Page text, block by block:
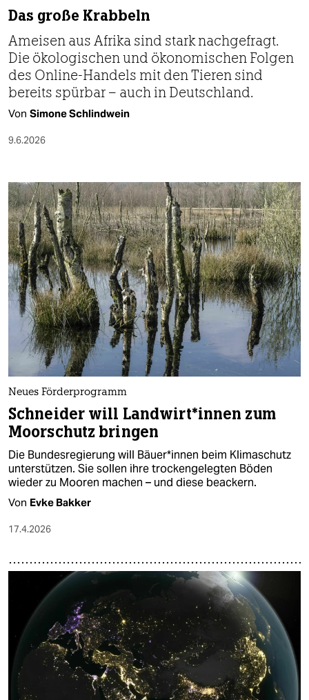
Das große Krabbeln
Ameisen aus Afrika sind stark nachgefragt.
Die ökologischen und ökonomischen Folgen
des Online-Handels mit den Tieren sind
bereits spürbar – auch in Deutschland.
Von Simone Schlindwein
9.6.2026
Neues Förderprogramm
Schneider will Land­wir­t*in­nen zum
Moorschutz bringen
Die Bundesregierung will Bäue­r*in­nen beim Klimaschutz
unterstützen. Sie sollen ihre trockengelegten Böden
wieder zu Mooren machen – und diese beackern.
Von Evke Bakker
17.4.2026